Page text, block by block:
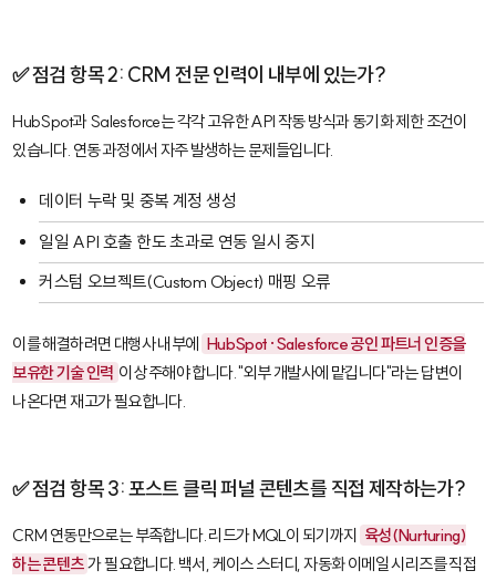
✅ 점검 항목 2: CRM 전문 인력이 내부에 있는가?
HubSpot과Salesforce는 각각 고유한 API 작동 방식과 동기화 제한 조건이
있습니다. 연동 과정에서 자주 발생하는 문제들입니다.
데이터 누락 및 중복 계정 생성
일일 API 호출 한도 초과로 연동 일시 중지
커스텀 오브젝트(Custom Object) 매핑 오류
이를 해결하려면 대행사 내부에 HubSpot·Salesforce 공인 파트너 인증을
보유한 기술 인력 이 상주해야 합니다. "외부 개발사에 맡깁니다"라는 답변이
나온다면 재고가 필요합니다.
✅ 점검 항목 3: 포스트 클릭 퍼널 콘텐츠를 직접 제작하는가?
CRM 연동만으로는 부족합니다. 리드가 MQL이 되기까지 육성(Nurturing)
하는 콘텐츠가 필요합니다. 백서, 케이스 스터디, 자동화 이메일 시리즈를 직접